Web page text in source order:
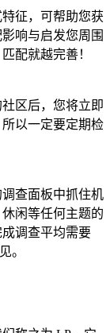
征，可帮助您获
响与启发您周围
配就越完善！
区后，您将立即
以一定要定期检
查面板中抓住机
闲等任何主题的
调查平均需要
。